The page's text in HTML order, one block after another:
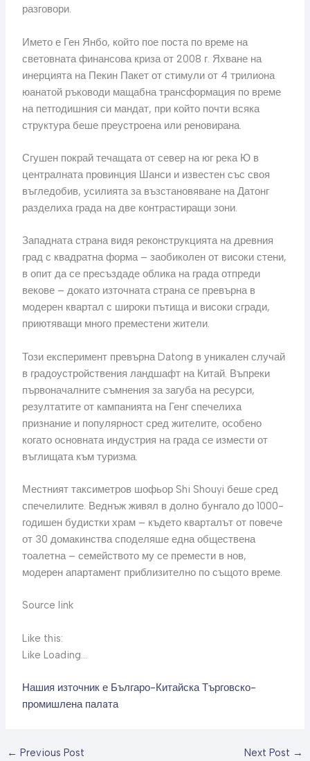
разговори.
Името е Ген Янбо, който пое поста по време на
световната финансова криза от 2008 г. Яхване на
инерцията на Пекин Пакет от стимули от 4 трилиона
юанатой ръководи мащабна трансформация по време
на петгодишния си мандат, при който почти всяка
структура беше преустроена или реновирана.
Сгушен покрай течащата от север на юг река Ю в
централната провинция Шанси и известен със своя
въгледобив, усилията за възстановяване на Датонг
разделиха града на две контрастиращи зони.
Западната страна видя реконструкцията на древния
град с квадратна форма – заобиколен от високи стени,
в опит да се пресъздаде облика на града отпреди
векове – докато източната страна се превърна в
модерен квартал с широки пътища и високи сгради,
приютяващи много преместени жители.
Този експеримент превърна Datong в уникален случай
в градоустройствения ландшафт на Китай. Въпреки
първоначалните съмнения за загуба на ресурси,
резултатите от кампанията на Генг спечелиха
признание и популярност сред жителите, особено
когато основната индустрия на града се измести от
въглищата към туризма.
Местният таксиметров шофьор Shi Shouyi беше сред
спечелилите. Веднъж живял в долно бунгало до 1000-
годишен будистки храм – където кварталът от повече
от 30 домакинства споделяше една обществена
тоалетна – семейството му се премести в нов,
модерен апартамент приблизително по същото време.
Source link
Like this:
Like Loading…
Нашия източник е Българо-Китайска Търговско-
промишлена палaта
← Previous Post Next Post →